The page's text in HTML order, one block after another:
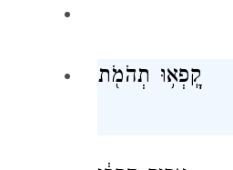
קָֽפְא֥וּ תְהֹמֹ֖ת